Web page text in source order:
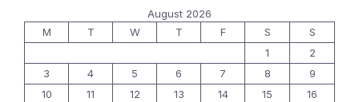
August 2026
M
T W T F S
S
1
2
3
4 5 6 7 8
9
10
11 12 13 14 15
16